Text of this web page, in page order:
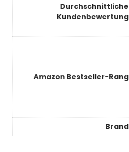
Durchschnittliche
Kundenbewertung
Amazon Bestseller-Rang
Brand